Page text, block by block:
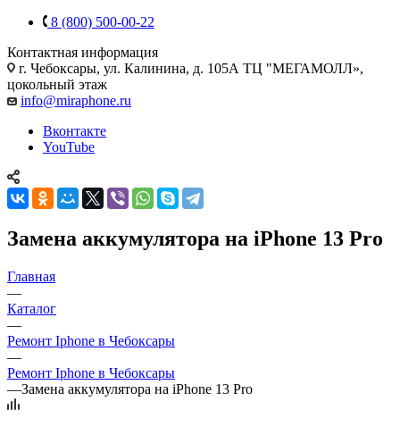
8 (800) 500-00-22
Контактная информация
г. Чебоксары, ул. Калинина, д. 105А ТЦ "МЕГАМОЛЛ»,
цокольный этаж
info@miraphone.ru
Вконтакте
YouTube
Замена аккумулятора на iPhone 13 Pro
Главная
—
Каталог
—
Ремонт Iphone в Чебоксары
—
Ремонт Iphone в Чебоксары
—Замена аккумулятора на iPhone 13 Pro